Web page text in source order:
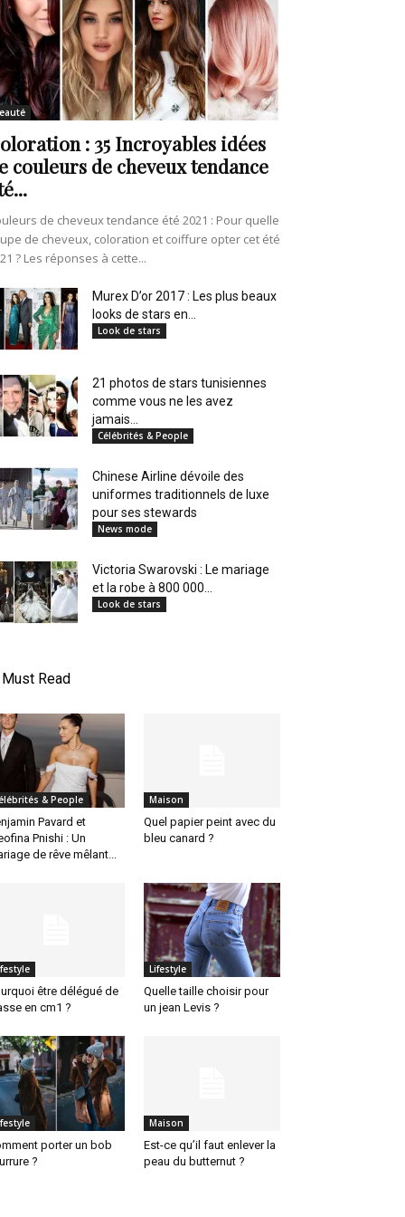
: 35 Incroyables idées
couleurs de cheveux tendance
de cheveux tendance été 2021 : Pour quelle
de cheveux, coloration et coiffure opter cet été
? Les réponses à cette...
Murex D’or 2017 : Les plus beaux
looks de stars en...
Look de stars
21 photos de stars tunisiennes
comme vous ne les avez
jamais...
Célébrités & People
Chinese Airline dévoile des
uniformes traditionnels de luxe
pour ses stewards
News mode
Victoria Swarovski : Le mariage
et la robe à 800 000...
Look de stars
Must Read
& People
Pavard et
Pnishi : Un
de rêve mêlant...
Maison
Quel papier peint avec du
bleu canard ?
être délégué de
en cm1 ?
Lifestyle
Quelle taille choisir pour
un jean Levis ?
porter un bob
?
Maison
Est-ce qu’il faut enlever la
peau du butternut ?